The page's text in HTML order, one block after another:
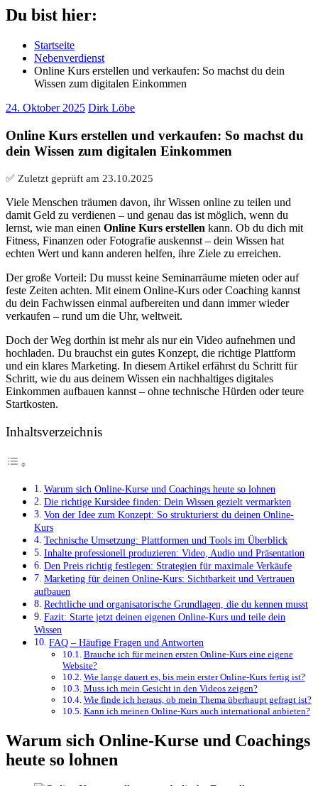
Du bist hier:
Startseite
Nebenverdienst
Online Kurs erstellen und verkaufen: So machst du dein
Wissen zum digitalen Einkommen
24. Oktober 2025 Dirk Löbe
Online Kurs erstellen und verkaufen: So machst du
dein Wissen zum digitalen Einkommen
✅ Zuletzt geprüft am 23.10.2025
Viele Menschen träumen davon, ihr Wissen online zu teilen und
damit Geld zu verdienen – und genau das ist möglich, wenn du
lernst, wie man einen Online Kurs erstellen kann. Ob du dich mit
Fitness, Finanzen oder Fotografie auskennst – dein Wissen hat
echten Wert und kann anderen helfen, ihre Ziele zu erreichen.
Der große Vorteil: Du musst keine Seminarräume mieten oder auf
feste Zeiten achten. Mit einem Online-Kurs oder Coaching kannst
du dein Fachwissen einmal aufbereiten und dann immer wieder
verkaufen – rund um die Uhr, weltweit.
Doch der Weg dorthin ist mehr als nur ein Video aufnehmen und
hochladen. Du brauchst ein gutes Konzept, die richtige Plattform
und ein klares Marketing. In diesem Artikel erfährst du Schritt für
Schritt, wie du aus deinem Wissen ein nachhaltiges digitales
Einkommen aufbauen kannst – ohne technische Hürden oder teure
Startkosten.
Inhaltsverzeichnis
Warum sich Online-Kurse und Coachings heute so lohnen
Die richtige Kursidee finden: Dein Wissen gezielt vermarkten
Von der Idee zum Konzept: So strukturierst du deinen Online-
Kurs
Technische Umsetzung: Plattformen und Tools im Überblick
Inhalte professionell produzieren: Video, Audio und Präsentation
Den Preis richtig festlegen: Strategien für maximale Verkäufe
Marketing für deinen Online-Kurs: Sichtbarkeit und Vertrauen
aufbauen
Rechtliche und organisatorische Grundlagen, die du kennen musst
Fazit: Starte jetzt deinen eigenen Online-Kurs und teile dein
Wissen
FAQ – Häufige Fragen und Antworten
Brauche ich für meinen ersten Online-Kurs eine eigene
Website?
Wie lange dauert es, bis mein erster Online-Kurs fertig ist?
Muss ich mein Gesicht in den Videos zeigen?
Wie finde ich heraus, ob mein Thema überhaupt gefragt ist?
Kann ich meinen Online-Kurs auch international anbieten?
Warum sich Online-Kurse und Coachings
heute so lohnen